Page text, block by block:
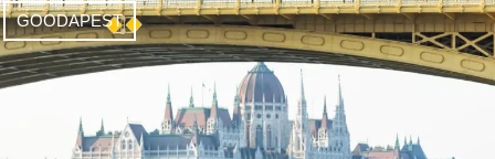
GOODAPEST